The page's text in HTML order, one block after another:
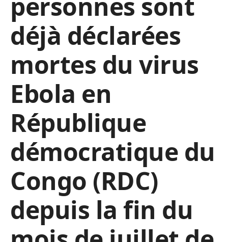
déjà déclarées
mortes du virus
Ebola en
République
démocratique du
Congo (RDC)
depuis la fin du